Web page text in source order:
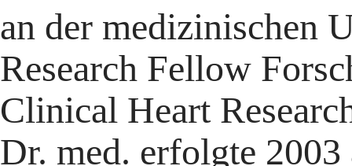
an der medizinischen
Research Fellow
Clinical Heart
Dr. med. erfolgte